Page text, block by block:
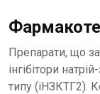
Препарати, що
інгібітори
типу (іНЗКТГ2).